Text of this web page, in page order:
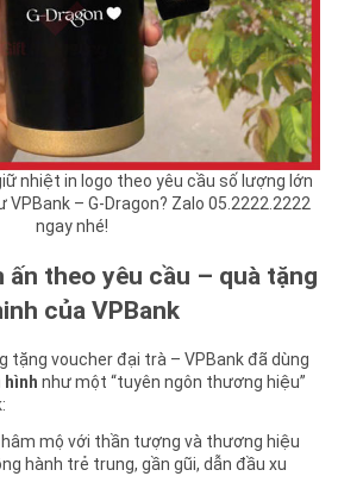
nhiệt in logo theo yêu cầu số lượng lớn
– G-Dragon? Zalo 05.2222.2222
ngay nhé!
ấn theo yêu cầu – quà tặng
của VPBank
tặng voucher đại trà – VPBank đã dùng
hình như một “tuyên ngôn thương hiệu”
mộ với thần tượng và thương hiệu
hành trẻ trung, gần gũi, dẫn đầu xu